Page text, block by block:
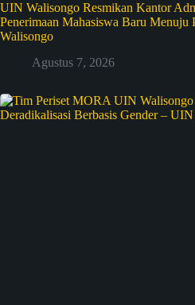
UIN Walisongo Resmikan Kantor
Penerimaan Mahasiswa Baru
Walisongo
Agustus 7, 2026